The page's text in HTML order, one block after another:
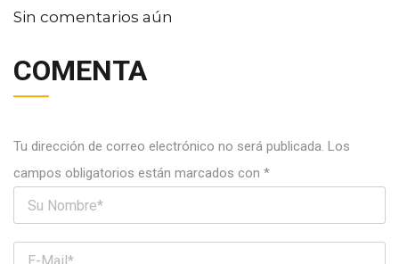
Sin comentarios aún
COMENTA
Tu dirección de correo electrónico no será publicada. Los
campos obligatorios están marcados con *